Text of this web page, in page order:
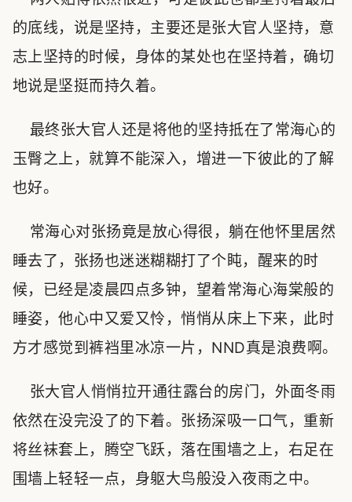
的底线，说是坚持，主要还是张大官人坚持，意
志上坚持的时候，身体的某处也在坚持着，确切
地说是坚挺而持久着。
最终张大官人还是将他的坚持抵在了常海心的
玉臀之上，就算不能深入，增进一下彼此的了解
也好。
常海心对张扬竟是放心得很，躺在他怀里居然
睡去了，张扬也迷迷糊糊打了个盹，醒来的时
候，已经是凌晨四点多钟，望着常海心海棠般的
睡姿，他心中又爱又怜，悄悄从床上下来，此时
方才感觉到裤裆里冰凉一片，NND真是浪费啊。
张大官人悄悄拉开通往露台的房门，外面冬雨
依然在没完没了的下着。张扬深吸一口气，重新
将丝袜套上，腾空飞跃，落在围墙之上，右足在
围墙上轻轻一点，身躯大鸟般没入夜雨之中。